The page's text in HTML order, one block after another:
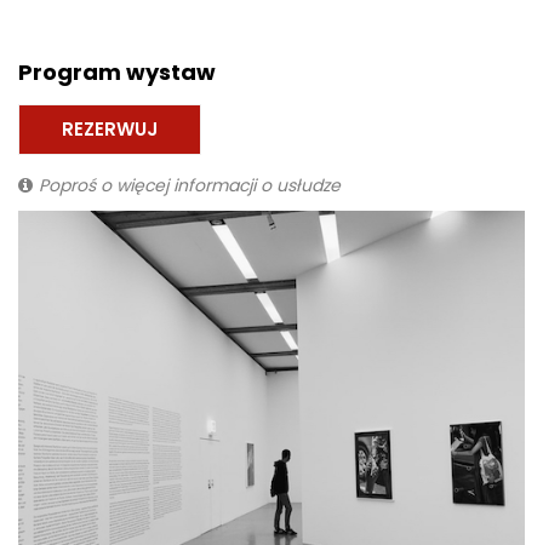
Program wystaw
REZERWUJ
Poproś o więcej informacji o usłudze